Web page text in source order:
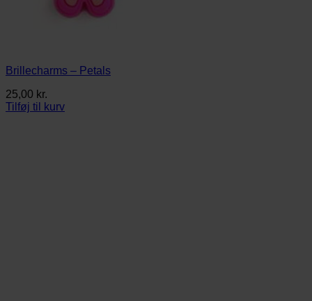
Brillecharms – Petals
25,00 kr.
Tilføj til kurv